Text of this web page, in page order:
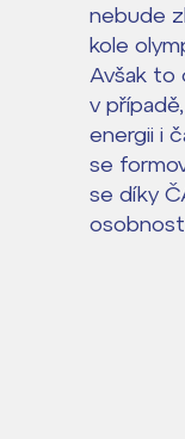
nebude
kole
Avšak to
v
energii i
se
se díky